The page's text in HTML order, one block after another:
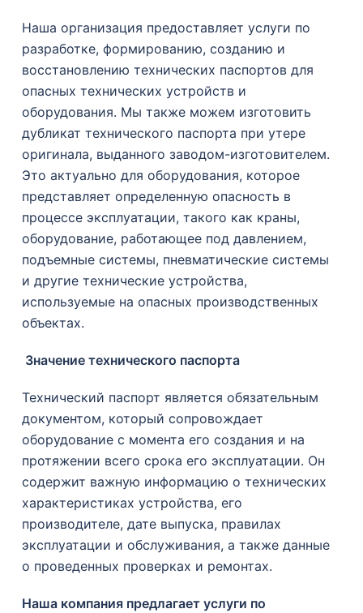
Наша организация предоставляет услуги по
разработке, формированию, созданию и
восстановлению технических паспортов для
опасных технических устройств и
оборудования. Мы также можем изготовить
дубликат технического паспорта при утере
оригинала, выданного заводом-изготовителем.
Это актуально для оборудования, которое
представляет определенную опасность в
процессе эксплуатации, такого как краны,
оборудование, работающее под давлением,
подъемные системы, пневматические системы
и другие технические устройства,
используемые на опасных производственных
объектах.
Значение технического паспорта
Технический паспорт является обязательным
документом, который сопровождает
оборудование с момента его создания и на
протяжении всего срока его эксплуатации. Он
содержит важную информацию о технических
характеристиках устройства, его
производителе, дате выпуска, правилах
эксплуатации и обслуживания, а также данные
о проведенных проверках и ремонтах.
Наша компания предлагает услуги по